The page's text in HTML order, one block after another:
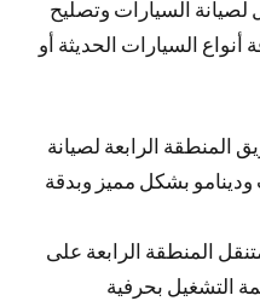
السيارات وتصليح
أنواع السيارات الحديثة أو
المنطقة الرابعة لصيانة
بشكل مميز وبدقة
المنطقة الرابعة على
التشغيل بحرفية